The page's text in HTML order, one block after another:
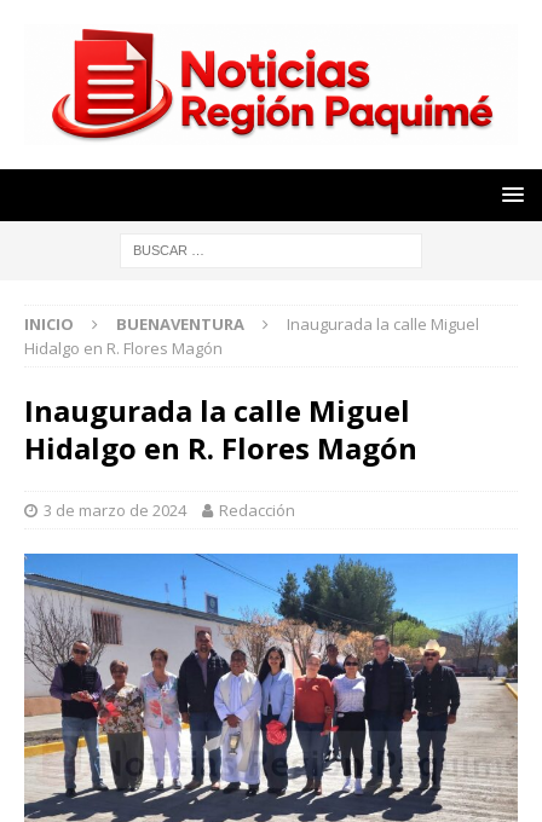
INICIO BUENAVENTURA
Inaugurada la calle Miguel
Hidalgo en R. Flores Magón
Inaugurada la calle Miguel
Hidalgo en R. Flores Magón
3 de marzo de 2024 Redacción